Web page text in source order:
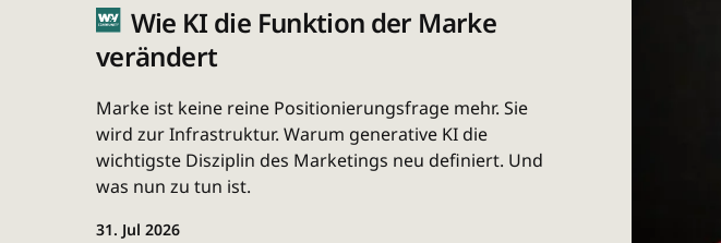
Wie KI die Funktion der Marke
verändert
Marke ist keine reine Positionierungsfrage mehr. Sie
wird zur Infrastruktur. Warum generative KI die
wichtigste Disziplin des Marketings neu definiert. Und
was nun zu tun ist.
31. Jul 2026